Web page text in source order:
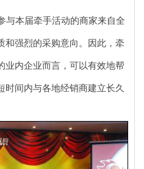
本届牵手活动的商家来自全
和强烈的采购意向。因此，牵
业内企业而言，可以有效地帮
时间内与各地经销商建立长久